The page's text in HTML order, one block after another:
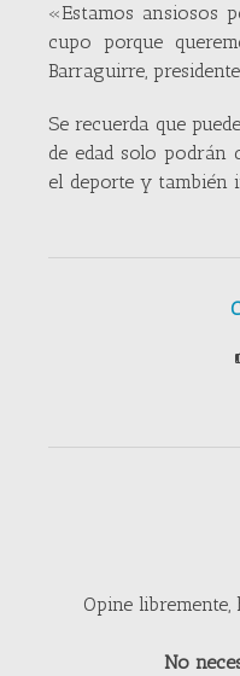
«Estamos ansiosos
cupo porque
Barraguirre,
Se recuerda que
de edad solo podrán
el deporte y también
Opine
No